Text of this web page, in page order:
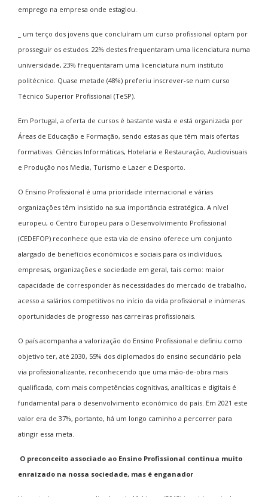
emprego na empresa onde estagiou.
_ um terço dos jovens que concluíram um curso profissional optam por
prosseguir os estudos. 22% destes frequentaram uma licenciatura numa
universidade, 23% frequentaram uma licenciatura num instituto
politécnico. Quase metade (48%) preferiu inscrever-se num curso
Técnico Superior Profissional (TeSP).
Em Portugal, a oferta de cursos é bastante vasta e está organizada por
Áreas de Educação e Formação, sendo estas as que têm mais ofertas
formativas: Ciências Informáticas, Hotelaria e Restauração, Audiovisuais
e Produção nos Media, Turismo e Lazer e Desporto.
O Ensino Profissional é uma prioridade internacional e várias
organizações têm insistido na sua importância estratégica. A nível
europeu, o Centro Europeu para o Desenvolvimento Profissional
(CEDEFOP) reconhece que esta via de ensino oferece um conjunto
alargado de benefícios económicos e sociais para os indivíduos,
empresas, organizações e sociedade em geral, tais como: maior
capacidade de corresponder às necessidades do mercado de trabalho,
acesso a salários competitivos no início da vida profissional e inúmeras
oportunidades de progresso nas carreiras profissionais.
O país acompanha a valorização do Ensino Profissional e definiu como
objetivo ter, até 2030, 55% dos diplomados do ensino secundário pela
via profissionalizante, reconhecendo que uma mão-de-obra mais
qualificada, com mais competências cognitivas, analíticas e digitais é
fundamental para o desenvolvimento económico do país. Em 2021 este
valor era de 37%, portanto, há um longo caminho a percorrer para
atingir essa meta.
O preconceito associado ao Ensino Profissional continua muito
enraizado na nossa sociedade, mas é enganador